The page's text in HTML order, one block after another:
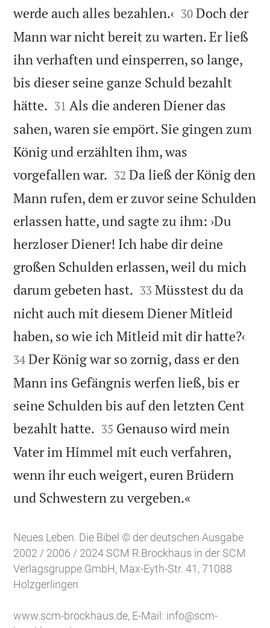
werde auch alles bezahlen.‹ 

30 Doch der
Mann war nicht bereit zu warten. Er ließ
ihn verhaften und einsperren, so lange,
bis dieser seine ganze Schuld bezahlt
hätte. 

31 Als die anderen Diener das
sahen, waren sie empört. Sie gingen zum
König und erzählten ihm, was
vorgefallen war. 

32 Da ließ der König den
Mann rufen, dem er zuvor seine Schulden
erlassen hatte, und sagte zu ihm: ›Du
herzloser Diener! Ich habe dir deine
großen Schulden erlassen, weil du mich
darum gebeten hast. 

33 Müsstest du da
nicht auch mit diesem Diener Mitleid
haben, so wie ich Mitleid mit dir hatte?‹
34 Der König war so zornig, dass er den
Mann ins Gefängnis werfen ließ, bis er
seine Schulden bis auf den letzten Cent
bezahlt hatte. 

35 Genauso wird mein
Vater im Himmel mit euch verfahren,
wenn ihr euch weigert, euren Brüdern
und Schwestern zu vergeben.«
Neues Leben. Die Bibel © der deutschen Ausgabe
2002 / 2006 / 2024 SCM R.Brockhaus in der SCM
Verlagsgruppe GmbH, Max-Eyth-Str. 41, 71088
Holzgerlingen
www.scm-brockhaus.de, E-Mail: info@scm-